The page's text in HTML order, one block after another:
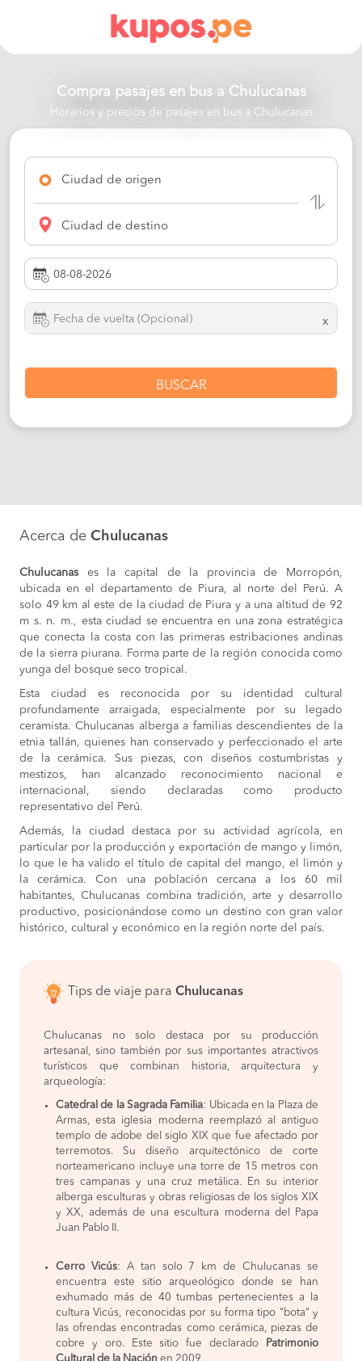
Compra pasajes en bus a Chulucanas
Horarios y precios de pasajes en bus a Chulucanas
Ciudad de origen
Ciudad de destino
x
BUSCAR
Acerca de Chulucanas
Chulucanas es la capital de la provincia de Morropón,
ubicada en el departamento de Piura, al norte del Perú. A
solo 49 km al este de la ciudad de Piura y a una altitud de 92
m s. n. m., esta ciudad se encuentra en una zona estratégica
que conecta la costa con las primeras estribaciones andinas
de la sierra piurana. Forma parte de la región conocida como
yunga del bosque seco tropical.
Esta ciudad es reconocida por su identidad cultural
profundamente arraigada, especialmente por su legado
ceramista. Chulucanas alberga a familias descendientes de la
etnia tallán, quienes han conservado y perfeccionado el arte
de la cerámica. Sus piezas, con diseños costumbristas y
mestizos, han alcanzado reconocimiento nacional e
internacional, siendo declaradas como producto
representativo del Perú.
Además, la ciudad destaca por su actividad agrícola, en
particular por la producción y exportación de mango y limón,
lo que le ha valido el título de capital del mango, el limón y
la cerámica. Con una población cercana a los 60 mil
habitantes, Chulucanas combina tradición, arte y desarrollo
productivo, posicionándose como un destino con gran valor
histórico, cultural y económico en la región norte del país.
Tips de viaje para Chulucanas
Chulucanas no solo destaca por su producción
artesanal, sino también por sus importantes atractivos
turísticos que combinan historia, arquitectura y
arqueología:
Catedral de la Sagrada Familia: Ubicada en la Plaza de
Armas, esta iglesia moderna reemplazó al antiguo
templo de adobe del siglo XIX que fue afectado por
terremotos. Su diseño arquitectónico de corte
norteamericano incluye una torre de 15 metros con
tres campanas y una cruz metálica. En su interior
alberga esculturas y obras religiosas de los siglos XIX
y XX, además de una escultura moderna del Papa
Juan Pablo II.
Cerro Vicús: A tan solo 7 km de Chulucanas se
encuentra este sitio arqueológico donde se han
exhumado más de 40 tumbas pertenecientes a la
cultura Vicús, reconocidas por su forma tipo "bota" y
las ofrendas encontradas como cerámica, piezas de
cobre y oro. Este sitio fue declarado
Patrimonio
Cultural de la Nación en 2009.